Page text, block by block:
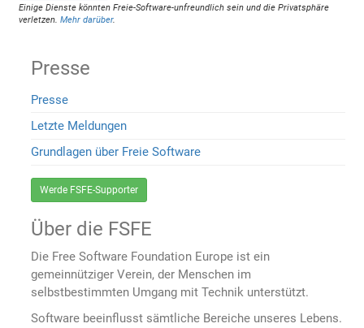
Einige Dienste könnten Freie-Software-unfreundlich sein und die Privatsphäre
verletzen.Mehr darüber.
Presse
Presse
Letzte Meldungen
Grundlagen über Freie Software
Werde FSFE-Supporter
Über die FSFE
Die Free Software Foundation Europe ist ein
gemeinnütziger Verein, der Menschen im
selbstbestimmten Umgang mit Technik unterstützt.
Software beeinflusst sämtliche Bereiche unseres Lebens.